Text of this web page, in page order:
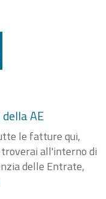
AE
le fatture qui,
all'interno di
delle Entrate,